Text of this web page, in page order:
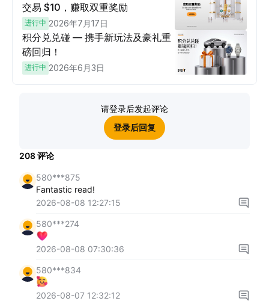
交易 $10，赚取双重奖励
进行中 2026年7月17日
积分兑兑碰 — 携手新玩法及豪礼重
磅回归！
进行中 2026年6月3日
请登录后发起评论
登录后回复
208评论
580***875
Fantastic read!
2026-08-08 12:27:15
580***274
2026-08-08 07:30:36
580***834
2026-08-07 12:32:12